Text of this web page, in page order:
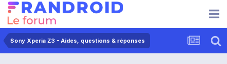
Sony Xperia Z3 - Aides, questions & réponses